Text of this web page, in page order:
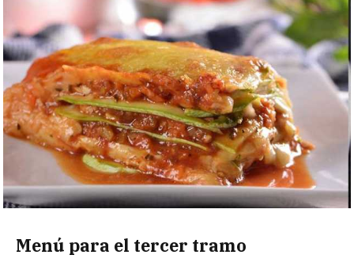
Menú para el tercer tramo